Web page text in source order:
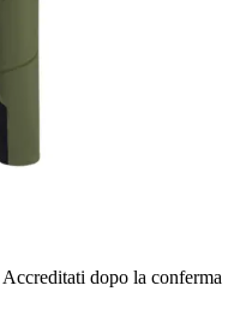
Accreditati dopo la conferma